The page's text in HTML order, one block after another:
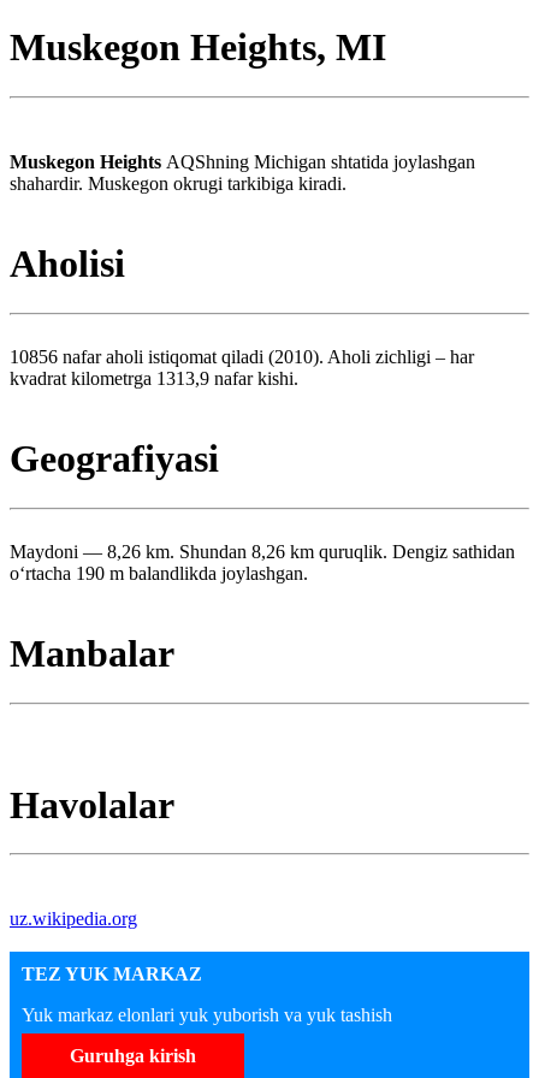
Muskegon Heights, MI
Muskegon Heights AQShning Michigan shtatida joylashgan
shahardir. Muskegon okrugi tarkibiga kiradi.
Aholisi
10856 nafar aholi istiqomat qiladi (2010). Aholi zichligi – har
kvadrat kilometrga 1313,9 nafar kishi.
Geografiyasi
Maydoni — 8,26 km. Shundan 8,26 km quruqlik. Dengiz sathidan
oʻrtacha 190 m balandlikda joylashgan.
Manbalar
Havolalar
uz.wikipedia.org
TEZ YUK MARKAZ
Yuk markaz elonlari yuk yuborish va yuk tashish
Guruhga kirish